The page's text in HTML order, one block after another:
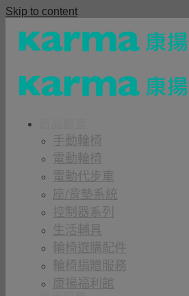
Skip to content
手動輪椅
電動輪椅
電動代步車
座/背墊系統
控制器系列
生活輔具
輪椅選購配件
輪椅捐贈服務
康揚福利館